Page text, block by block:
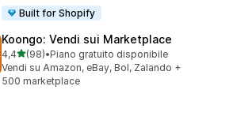
Built for Shopify
Koongo: Vendi sui Marketplace
4,4stelle su 5
(98)
98 recensioni totali
•Piano gratuito disponibile
Vendi su Amazon, eBay, Bol, Zalando +
500 marketplace